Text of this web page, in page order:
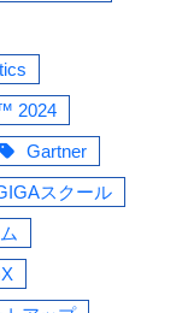
2024
Gartner
スクール